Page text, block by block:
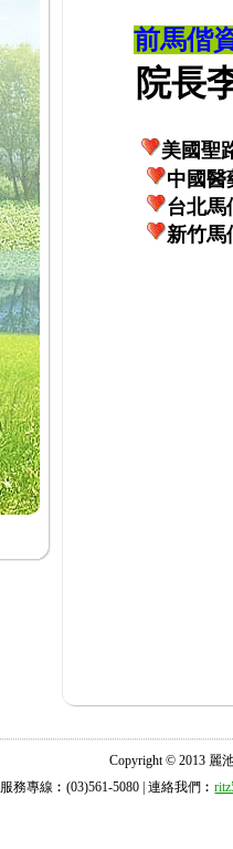
前馬偕
院長李
美國聖
中國醫
台北馬
新竹馬
Copyright © 2013 麗
服務專線︰(03)561-5080 | 連絡我們︰